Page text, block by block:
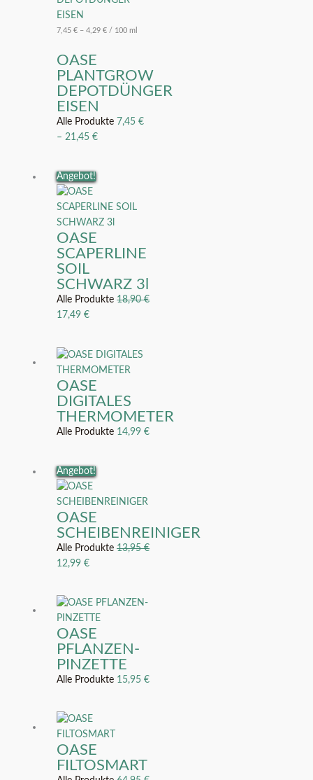
7,45€ –4,29€ / 100 ml
OASE
PLANTGROW
DEPOTDÜNGER
EISEN
Alle Produkte 7,45€
–21,45€
Angebot!
OASE
SCAPERLINE
SOIL
SCHWARZ 3l
Alle Produkte18,90€
Ursprünglicher
Preis
war:
18,90 €
17,49€
Aktueller
Preis
ist:
17,49 €.
OASE
DIGITALES
THERMOMETER
Alle Produkte 14,99€
Angebot!
OASE
SCHEIBENREINIGER
Alle Produkte13,95€
Ursprünglicher
Preis
war:
13,95 €
12,99€
Aktueller
Preis
ist:
12,99 €.
OASE
PFLANZEN-
PINZETTE
Alle Produkte 15,95€
OASE
FILTOSMART